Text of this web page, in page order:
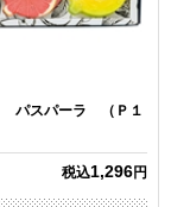
パスパーラ （Ｐ１
税込1,296円